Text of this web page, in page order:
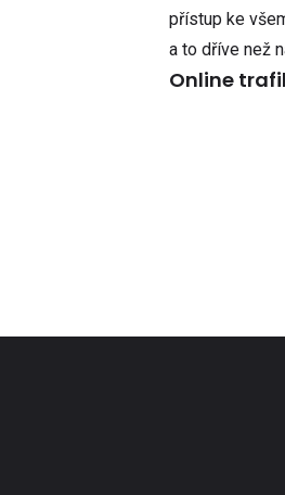
přístup ke
a to dříve než
Online